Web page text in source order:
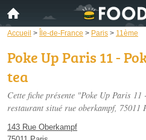
Accueil > Île-de-France > Paris > 11ème
Poke Up Paris 11 -
tea
Cette fiche présente "Poke Up Paris
restaurant situé rue oberkampf, 75011
143 Rue Oberkampf